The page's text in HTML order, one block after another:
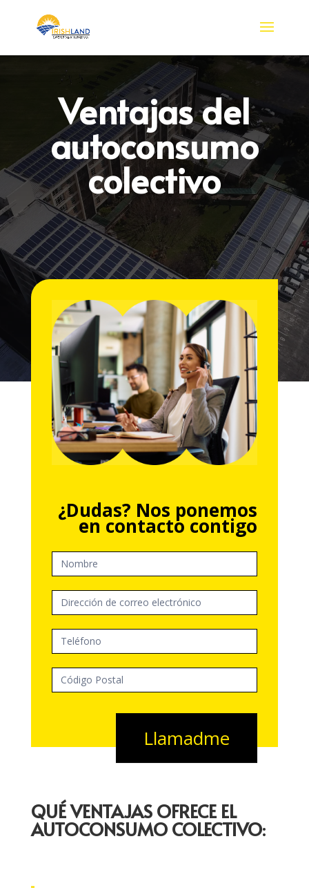
Ventajas del
autoconsumo
colectivo
Formulario
Llamadme
¿Dudas? Nos ponemos
en contacto contigo
Llamadme
QUÉ VENTAJAS OFRECE EL
AUTOCONSUMO COLECTIVO: